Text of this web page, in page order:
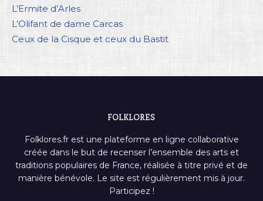
L’Ermite d’Arles
L’Olifant de dame Carcas
Ceux de la Cisque et ceux du Bastit
FOLKLORES
Folklores.fr est une plateforme en ligne collaborative
créée dans le but de recenser l’ensemble des arts et
traditions populaires de France, réalisée à titre privé et de
manière bénévole. Le site est régulièrement mis à jour.
Participez !